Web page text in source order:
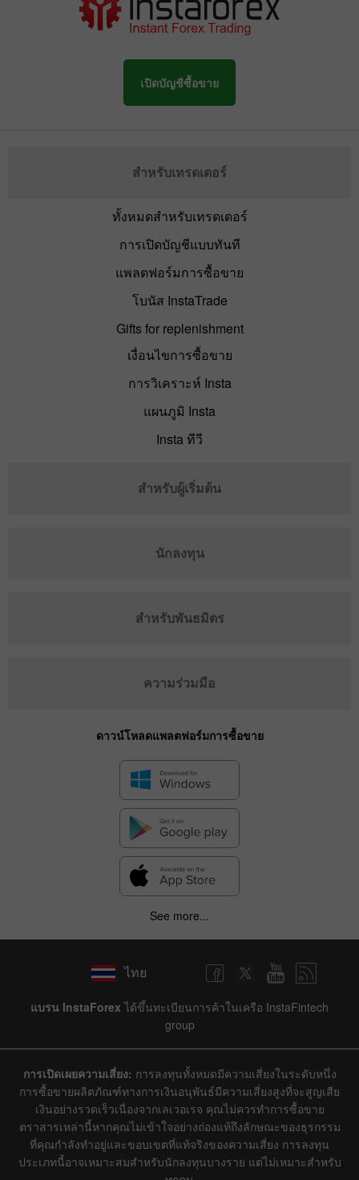
เปิดบัญชีซื้อขาย
สำหรับเทรดเดอร์
ทั้งหมดสำหรับเทรดเดอร์
การเปิดบัญชีแบบทันที
แพลตฟอร์มการซื้อขาย
โบนัส InstaTrade
Gifts for replenishment
เงื่อนไขการซื้อขาย
การวิเคราะห์ Insta
แผนภูมิ Insta
Insta ทีวี
สำหรับผู้เริ่มต้น
นักลงทุน
สำหรับพันธมิตร
ความร่วมมือ
ดาวน์โหลดแพลตฟอร์มการซื้อขาย
See more...
ไทย
แบรน InstaForex ได้ขึ้นทะเบียนการค้าในเครือ InstaFintech
group
การเปิดเผยความเสี่ยง: การลงทุนทั้งหมดมีความเสี่ยงในระดับหนึ่ง
การซื้อขายผลิตภัณฑ์ทางการเงินอนุพันธ์มีความเสี่ยงสูงที่จะสูญเสีย
เงินอย่างรวดเร็วเนื่องจากเลเวอเรจ คุณไม่ควรทำการซื้อขาย
ตราสารเหล่านี้หากคุณไม่เข้าใจอย่างถ่องแท้ถึงลักษณะของธุรกรรม
ที่คุณกำลังทำอยู่และขอบเขตที่แท้จริงของความเสี่ยง การลงทุน
ประเภทนี้อาจเหมาะสมสำหรับนักลงทุนบางราย แต่ไม่เหมาะสำหรับ